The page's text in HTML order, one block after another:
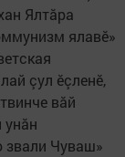
Ялтăра
ялавӗ»
çул ӗçленӗ,
вăй
унăн
звали Чуваш»